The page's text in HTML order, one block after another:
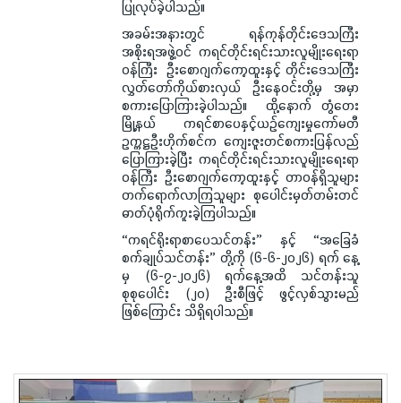
ပြုလုပ်ခဲ့ပါသည်။
အခမ်းအနားတွင် ရန်ကုန်တိုင်းဒေသကြီး
အစိုးရအဖွဲ့ဝင် ကရင်တိုင်းရင်းသားလူမျိုးရေးရာ
ဝန်ကြီး ဦးစောဂျက်ကော့ထူးနှင့် တိုင်းဒေသကြီး
လွှတ်တော်ကိုယ်စားလှယ် ဦးနေဝင်းတို့မှ အမှာ
စကားပြောကြားခဲ့ပါသည်။ ထို့နောက် တွံတေး
မြို့နယ် ကရင်စာပေနှင့်ယဉ်ကျေးမှုကော်မတီ
ဥက္ကဋ္ဌဦးဟိုက်စင်က ကျေးဇူးတင်စကားပြန်လည်
ပြောကြားခဲ့ပြီး ကရင်တိုင်းရင်းသားလူမျိုးရေးရာ
ဝန်ကြီး ဦးစောဂျက်ကော့ထူးနှင့် တာဝန်ရှိသူများ
တက်ရောက်လာကြသူများ စုပေါင်းမှတ်တမ်းတင်
ဓာတ်ပုံရိုက်ကူးခဲ့ကြပါသည်။
“ကရင်ရိုးရာစာပေသင်တန်း” နှင့် “အခြေခံ
စက်ချုပ်သင်တန်း” တို့ကို (၆-၆-၂၀၂၆) ရက် နေ့
မှ (၆-၇-၂၀၂၆) ရက်နေ့အထိ သင်တန်းသူ
စုစုပေါင်း (၂၀) ဦးစီဖြင့် ဖွင့်လှစ်သွားမည်
ဖြစ်ကြောင်း သိရှိရပါသည်။